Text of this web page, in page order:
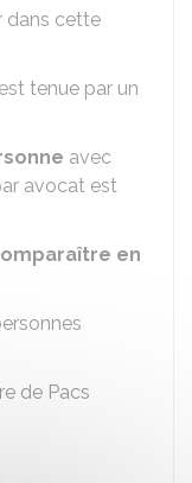
dans cette
tenue par un
avec
avocat est
en
de Pacs